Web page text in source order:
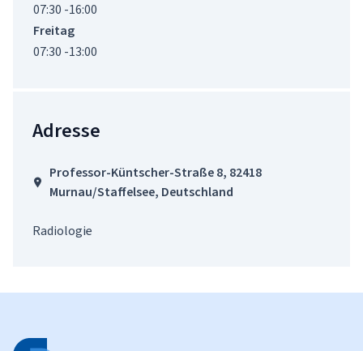
07:30 -16:00
Freitag
07:30 -13:00
Adresse
Professor-Küntscher-Straße 8, 82418
Murnau/Staffelsee, Deutschland
Radiologie